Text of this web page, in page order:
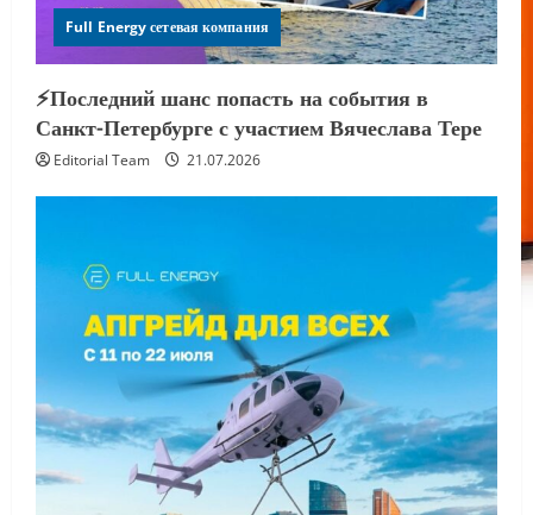
Full Energy сетевая компания
⚡️Последний шанс попасть на события в
Санкт-Петербурге с участием Вячеслава Тере
Editorial Team 21.07.2026